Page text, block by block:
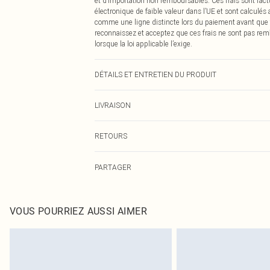
électronique de faible valeur dans l’UE et sont
comme une ligne distincte lors du paiement avant
reconnaissez et acceptez que ces frais ne sont pas
lorsque la loi applicable l’exige.
DÉTAILS ET ENTRETIEN DU PRODUIT
LIVRAISON
RETOURS
Veuillez noter que nous ne pouvons pas rembourser
également être essayées en intérieur. Les articles
PARTAGER
VOUS POURRIEZ AUSSI AIMER